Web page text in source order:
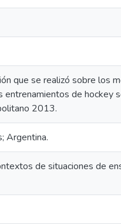
que se realizó sobre los
de hockey
2013.
Argentina.
de situaciones de